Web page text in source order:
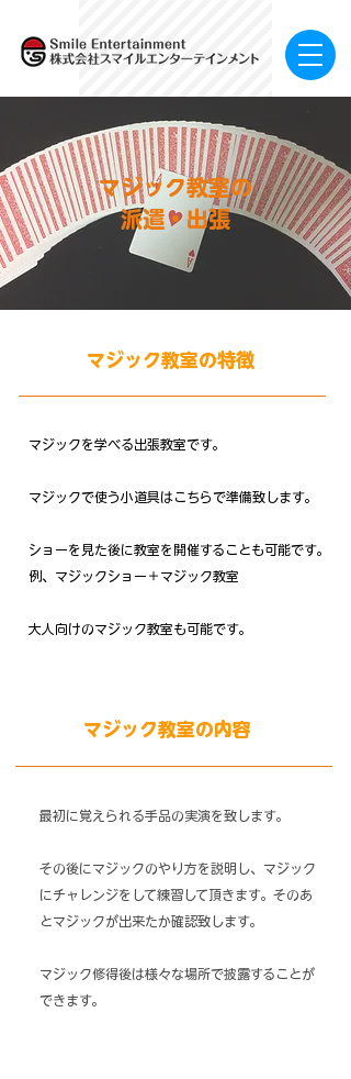
​マジック教室の
派遣・出張
マジック教室の特徴
マジックを学べる出張教室です。
​マジックで使う小道具はこちらで準備致します。
ショーを見た後に教室を開催することも可能です。
例、マジックショー＋マジック教室
大人向けのマジック教室も可能です。
​マジック教室の内容
最初に覚えられる手品の実演を致します。
その後にマジックのやり方を説明し、マジック
にチャレンジをして練習して頂きます。そのあ
とマジックが出来たか確認致します。
マジック修得後は様々な場所で披露することが
できます。